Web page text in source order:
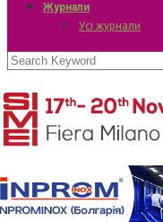
Журнали
Усі журнали